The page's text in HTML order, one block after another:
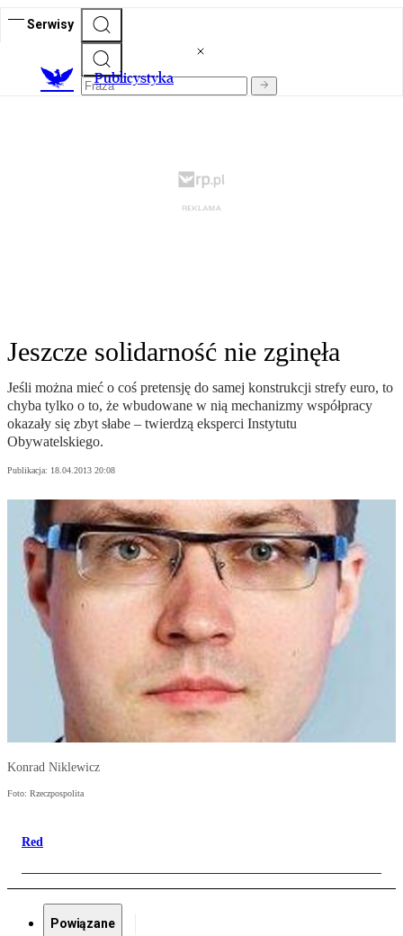
Serwisy
Publicystyka
Jeszcze solidarność nie zginęła
Jeśli można mieć o coś pretensję do samej konstrukcji strefy euro, to
chyba tylko o to, że wbudowane w nią mechanizmy współpracy
okazały się zbyt słabe – twierdzą eksperci Instytutu
Obywatelskiego.
Publikacja: 18.04.2013 20:08
Konrad Niklewicz
Foto: Rzeczpospolita
Red
Powiązane